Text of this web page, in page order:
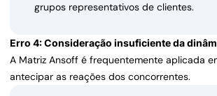
grupos representativos de clientes.
Erro 4: Consideração insuficiente da
A Matriz Ansoff é frequentemente aplicada
antecipar as reações dos concorrentes.